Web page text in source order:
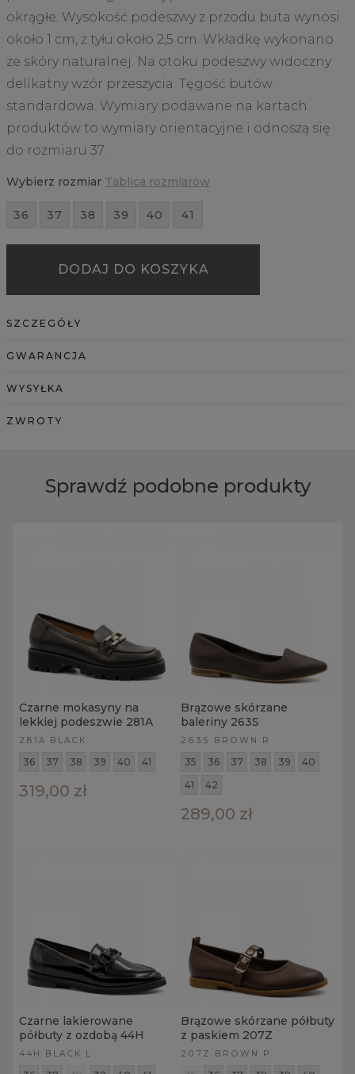
okrągłe. Wysokość podeszwy z przodu buta wynosi
około 1 cm, z tyłu około 2,5 cm. Wkładkę wykonano
ze skóry naturalnej. Na otoku podeszwy widoczny
delikatny wzór przeszycia. Tęgość butów
standardowa. Wymiary podawane na kartach
produktów to wymiary orientacyjne i odnoszą się
do rozmiaru 37.
Wybierz rozmiar Tablica rozmiarów
36 37 38 39 40 41
DODAJ DO KOSZYKA
SZCZEGÓŁY
GWARANCJA
WYSYŁKA
ZWROTY
Sprawdź podobne produkty
Czarne mokasyny na
lekkiej podeszwie 281A
281A BLACK
36 37 38 39 40 41
319,00 zł
Brązowe skórzane
baleriny 263S
263S BROWN R
35 36 37 38 39
40
41
42
289,00 zł
Czarne lakierowane
półbuty z ozdobą 44H
44H BLACK L
Brązowe skórzane półbuty
z paskiem 207Z
207Z BROWN P